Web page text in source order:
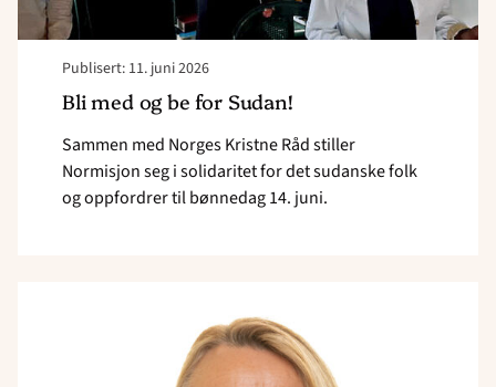
Publisert: 11. juni 2026
Bli med og be for Sudan!
Sammen med Norges Kristne Råd stiller
Normisjon seg i solidaritet for det sudanske folk
og oppfordrer til bønnedag 14. juni.
article
"Valgkomiteen søker
styrekandidater "